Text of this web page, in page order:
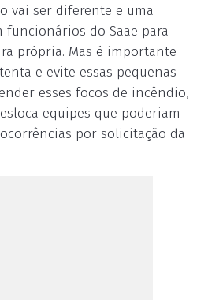
vai ser diferente e uma
do Saae para
própria. Mas é importante
e evite essas pequenas
esses focos de incêndio,
equipes que poderiam
por solicitação da